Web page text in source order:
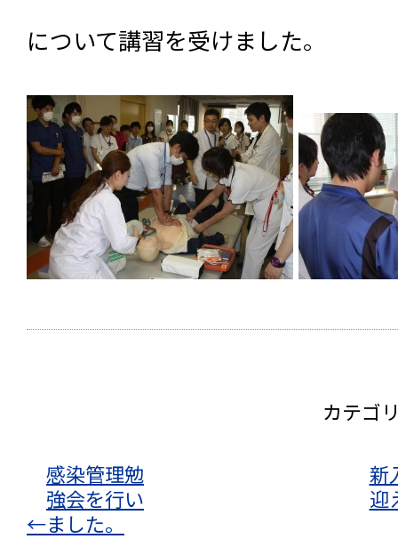
について講習を受けました。
カテゴ
←
感染管理勉
強会を行い
ました。
新
迎